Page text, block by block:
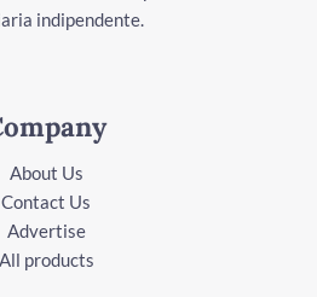
indipendente.
About Us
Contact Us
Advertise
All products